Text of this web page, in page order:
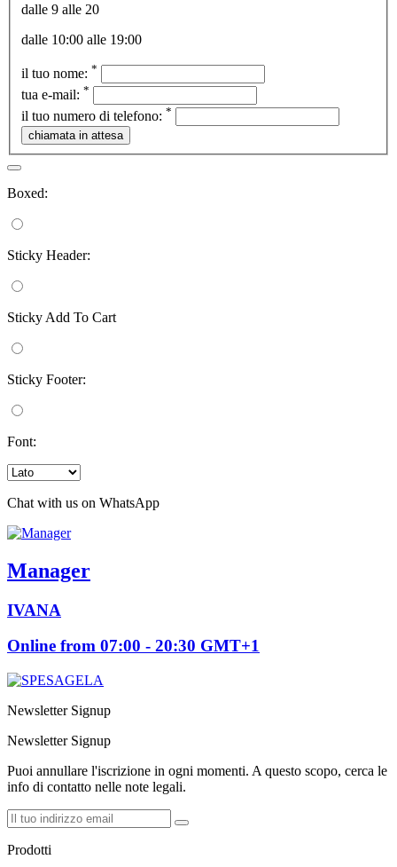
dalle 9 alle 20
dalle 10:00 alle 19:00
il tuo nome: *
tua e-mail: *
il tuo numero di telefono: *
Boxed:
Sticky Header:
Sticky Add To Cart
Sticky Footer:
Font:
Chat with us on WhatsApp
Manager
IVANA
Online from 07:00 - 20:30 GMT+1
Newsletter Signup
Newsletter Signup
Puoi annullare l'iscrizione in ogni momenti. A questo scopo, cerca le
info di contatto nelle note legali.
Prodotti